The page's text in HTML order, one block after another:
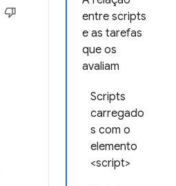
entre scripts
e as tarefas
que os
avaliam
Scripts
carregado
s com o
elemento
<script>